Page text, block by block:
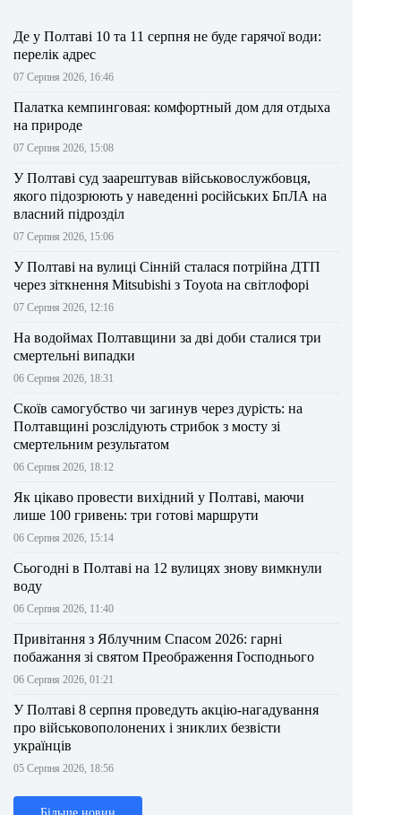
Де у Полтаві 10 та 11 серпня не буде гарячої води:
перелік адрес
07 Серпня 2026, 16:46
Палатка кемпинговая: комфортный дом для отдыха
на природе
07 Серпня 2026, 15:08
У Полтаві суд заарештував військовослужбовця,
якого підозрюють у наведенні російських БпЛА на
власний підрозділ
07 Серпня 2026, 15:06
У Полтаві на вулиці Сінній сталася потрійна ДТП
через зіткнення Mitsubishi з Toyota на світлофорі
07 Серпня 2026, 12:16
На водоймах Полтавщини за дві доби сталися три
смертельні випадки
06 Серпня 2026, 18:31
Скоїв самогубство чи загинув через дурість: на
Полтавщині розслідують стрибок з мосту зі
смертельним результатом
06 Серпня 2026, 18:12
Як цікаво провести вихідний у Полтаві, маючи
лише 100 гривень: три готові маршрути
06 Серпня 2026, 15:14
Сьогодні в Полтаві на 12 вулицях знову вимкнули
воду
06 Серпня 2026, 11:40
Привітання з Яблучним Спасом 2026: гарні
побажання зі святом Преображення Господнього
06 Серпня 2026, 01:21
У Полтаві 8 серпня проведуть акцію-нагадування
про військовополонених і зниклих безвісти
українців
05 Серпня 2026, 18:56